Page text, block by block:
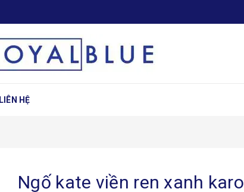
LIÊN HỆ
Ngố kate viền ren xanh karo